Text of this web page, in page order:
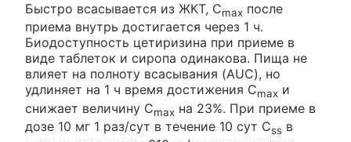
Быстро всасывается из ЖКТ, Cmax после
приема внутрь достигается через 1 ч.
Биодоступность цетиризина при приеме в
виде таблеток и сиропа одинакова. Пища не
влияет на полноту всасывания (AUC), но
удлиняет на 1 ч время достижения Cmax и
снижает величину Cmax на 23%. При приеме в
дозе 10 мг 1 раз/сут в течение 10 сут Css в